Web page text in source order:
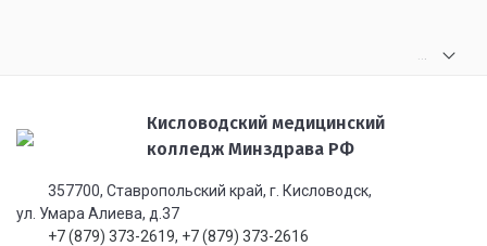
Кисловодский медицинский
колледж Минздрава РФ
357700, Ставропольский край, г. Кисловодск,
ул. Умара Алиева, д.37
+7 (879) 373-2619, +7 (879) 373-2616